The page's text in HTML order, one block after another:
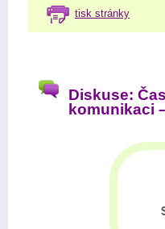
tisk stránky
Diskuse:
komunikaci